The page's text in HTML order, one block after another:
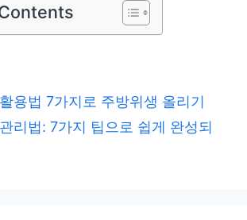
용법 7가지로 주방위생 올리기
리법: 7가지 팁으로 쉽게 완성되